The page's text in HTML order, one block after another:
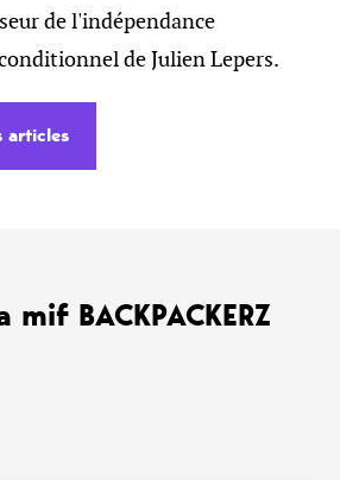
de l'indépendance
de Julien Lepers.
articles
mif BACKPACKERZ